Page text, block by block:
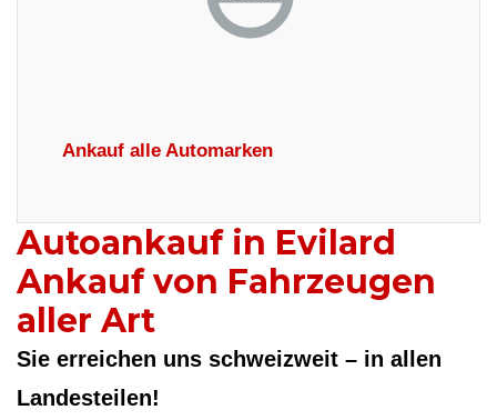
Ankauf alle Automarken
Autoankauf in Evilard
Ankauf von Fahrzeugen
aller Art
Sie erreichen uns schweizweit – in allen
Landesteilen!